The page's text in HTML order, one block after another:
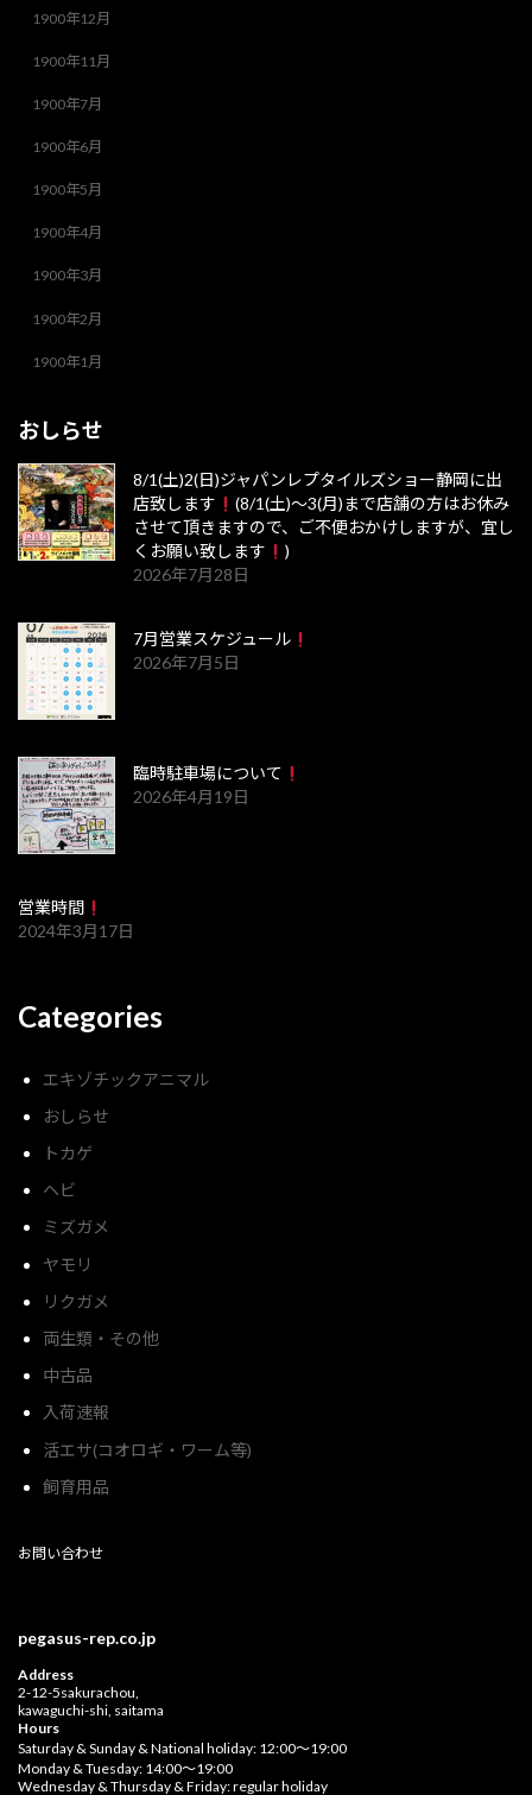
1900年12月
1900年11月
1900年7月
1900年6月
1900年5月
1900年4月
1900年3月
1900年2月
1900年1月
おしらせ
8/1(土)2(日)ジャパンレプタイルズショー静岡に出
店致します
(8/1(土)～3(月)まで店舗の方はお休み
させて頂きますので、ご不便おかけしますが、宜し
くお願い致します
)
2026年7月28日
7月営業スケジュール
2026年7月5日
臨時駐車場について
2026年4月19日
営業時間
2024年3月17日
Categories
エキゾチックアニマル
おしらせ
トカゲ
ヘビ
ミズガメ
ヤモリ
リクガメ
両生類・その他
中古品
入荷速報
活エサ(コオロギ・ワーム等)
飼育用品
お問い合わせ
pegasus-rep.co.jp
Address
2-12-5sakurachou,
kawaguchi-shi, saitama
Hours
Saturday & Sunday & National holiday: 12:00〜19:00
Monday & Tuesday: 14:00〜19:00
Wednesday & Thursday & Friday: regular holiday